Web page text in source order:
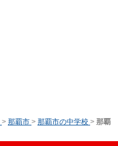
> 那覇市 > 那覇市の中学校 > 那覇